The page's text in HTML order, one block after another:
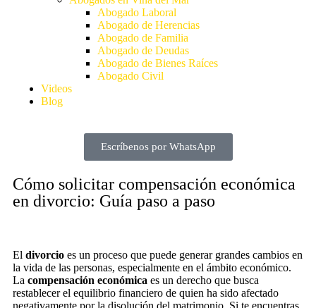
Abogado Laboral
Abogado de Herencias
Abogado de Familia
Abogado de Deudas
Abogado de Bienes Raíces
Abogado Civil
Videos
Blog
Escríbenos por WhatsApp
Cómo solicitar compensación económica
en divorcio: Guía paso a paso
El divorcio es un proceso que puede generar grandes cambios en
la vida de las personas, especialmente en el ámbito económico.
La compensación económica es un derecho que busca
restablecer el equilibrio financiero de quien ha sido afectado
negativamente por la disolución del matrimonio. Si te encuentras